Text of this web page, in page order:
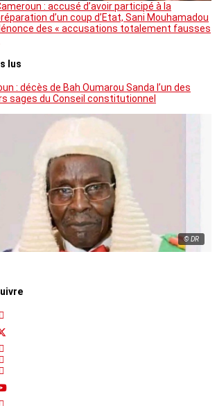
: accusé d’avoir participé à la
d’un coup d’Etat, Sani Mouhamadou
des « accusations totalement fausses
lus
: décès de Bah Oumarou Sanda l’un des
sages du Conseil constitutionnel
© DR